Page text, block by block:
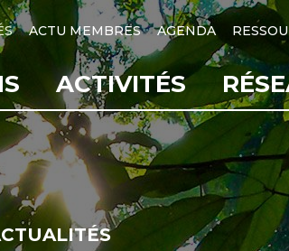
ACTU MEMBRES AGENDA
ACTIVITÉS